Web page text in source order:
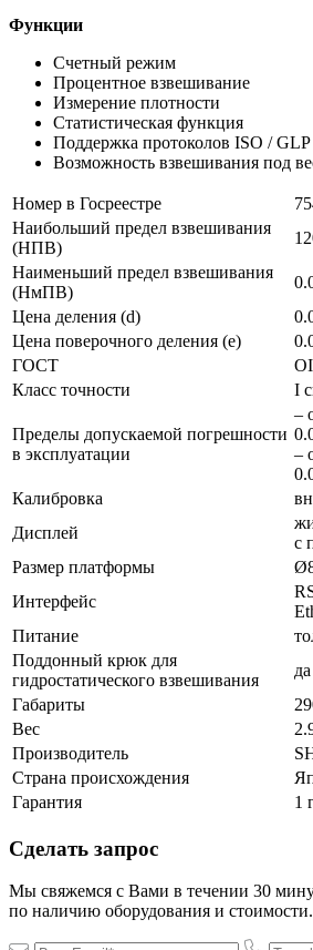
Функции
Счетный режим
Процентное взвешивание
Измерение плотности
Статистическая функция
Поддержка протоколов ISO /
Возможность взвешивания под
Номер в Госреестре
Наибольший предел взвешивания
(НПВ)
Наименьший предел взвешивания
(НмПВ)
Цена деления (d)
Цена поверочного деления (e)
ГОСТ
Класс точности
I
Пределы допускаемой погрешности
в эксплуатации
–
–
Калибровка
Дисплей
с
Размер платформы
Интерфейс
Питание
Поддонный крюк для
гидростатического взвешивания
Габариты
Вес
Производитель
Страна происхождения
Гарантия
1
Сделать запрос
Мы свяжемся с Вами в течении 30
по наличию оборудования и стоимости.